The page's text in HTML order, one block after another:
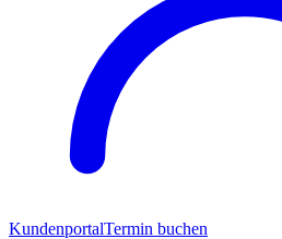
KundenportalTermin buchen